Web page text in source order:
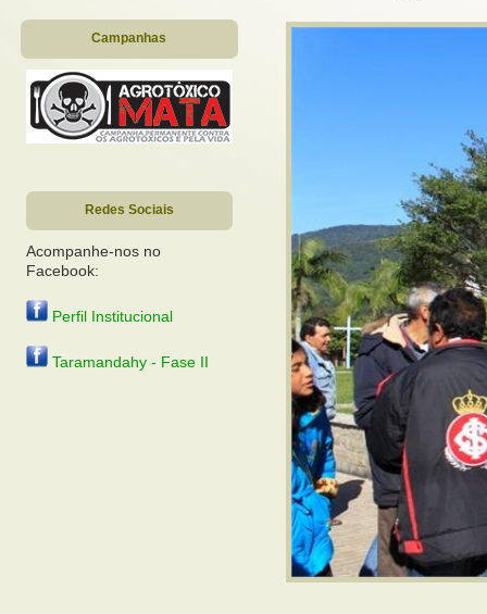
Campanhas
Redes Sociais
Acompanhe-nos no
Facebook:
Perfil Institucional
Taramandahy - Fase II